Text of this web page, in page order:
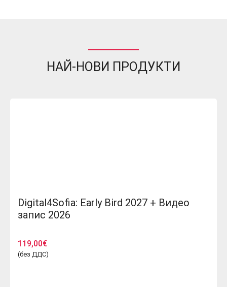
НАЙ-НОВИ ПРОДУКТИ
Digital4Sofia: Early Bird 2027 + Видео
запис 2026
119,00€
(без ДДС)